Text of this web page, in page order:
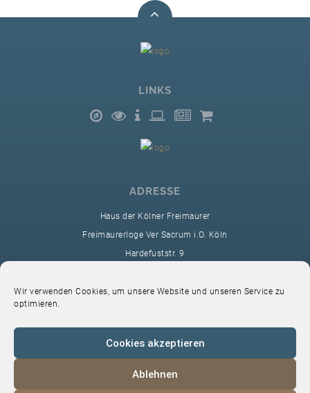
Wir verwenden Cookies, um unsere Website und unseren Service zu
optimieren.
Cookies akzeptieren
Ablehnen
LINKS
ADRESSE
Haus der Kölner Freimaurer
Freimaurerloge Ver Sacrum i.O. Köln
Hardefuststr. 9
sekretariat@ver-sacrum.org
© 2024 Copyright Ver Sacrum